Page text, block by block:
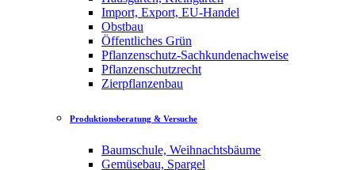
Import, Export, EU-Handel
Obstbau
Öffentliches Grün
Pflanzenschutz-Sachkundenachweise
Pflanzenschutzrecht
Zierpflanzenbau
Produktionsberatung & Versuche
Baumschule, Weihnachtsbäume
Gemüsebau, Spargel